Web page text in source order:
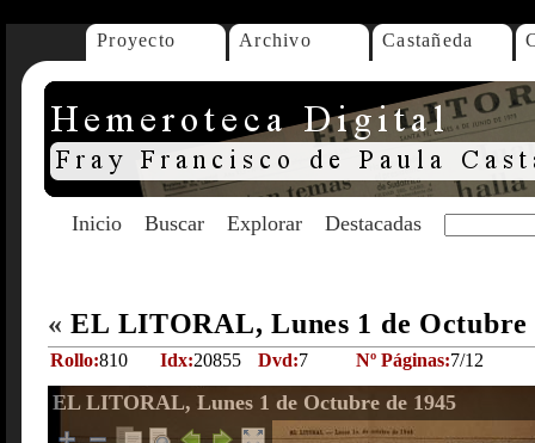
Proyecto Archivo Castañeda
Inicio Buscar Explorar Destacadas
« EL LITORAL, Lunes 1 de Octubre
Rollo:810 Idx:20855 Dvd:7 Nº Páginas:7/12
EL LITORAL, Lunes 1 de Octubre de 1945